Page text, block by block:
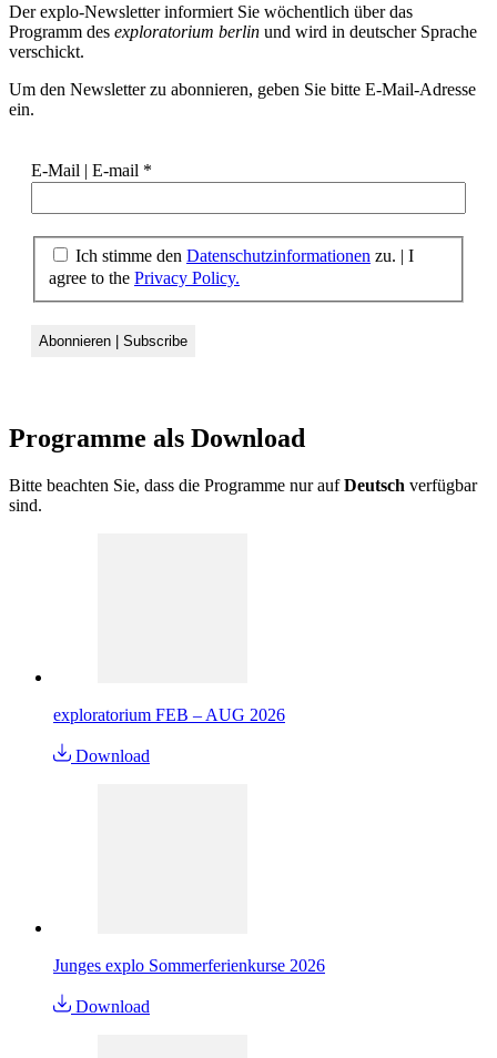
Der explo-Newsletter informiert Sie wöchentlich über das
Programm des exploratorium berlin und wird in deutscher Sprache
verschickt.
Um den Newsletter zu abonnieren, geben Sie bitte E-Mail-Adresse
ein.
E-Mail | E-mail *
Ich stimme den Datenschutzinformationen zu. | I
agree to the Privacy Policy.
Programme als Download
Bitte beachten Sie, dass die Programme nur aufDeutsch verfügbar
sind.
exploratorium FEB – AUG 2026
Download
Junges explo Sommerferienkurse 2026
Download